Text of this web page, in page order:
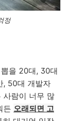
정
을 20대, 30대
, 50대 개발자
사람이 너무 많
든 오래되면 고